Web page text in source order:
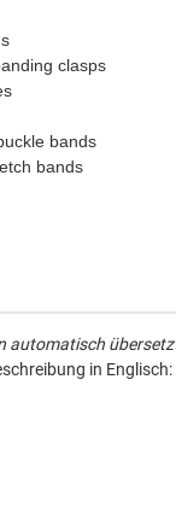
clasps
bands
bands
automatisch
in Englisch: